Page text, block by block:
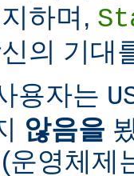
하며,
의 기대
용자는
않음을
운영체제